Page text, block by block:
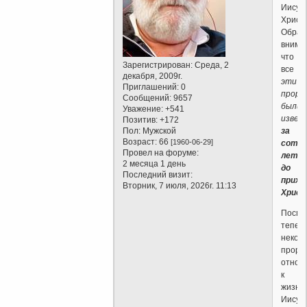
Зарегистрирован: Среда, 2
декабря, 2009г.
Приглашений: 0
Сообщений: 9657
Уважение: +541
Позитив: +172
Пол: Мужской
Возраст: 66[1960-06-29]
Провел на форуме:
2 месяца 1 день
Последний визит:
Вторник, 7 июля, 2026г. 11:13
что
все
эти
были
за
сотни
лет
до
к
жизни